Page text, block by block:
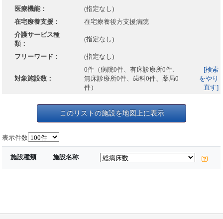
医療機能：
(指定なし)
在宅療養支援：
在宅療養後方支援病院
介護サービス種
類：
(指定なし)
フリーワード： (指定なし)
対象施設数：
0件（病院0件、有床診療所0件、
無床診療所0件、歯科0件、薬局0
件）
[検索
をやり
直す]
このリストの施設を地図上に表示
表示件数
施設種類 施設名称